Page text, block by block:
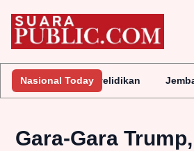
Nasional Today
Penyelidikan Jembatan
Gara-Gara